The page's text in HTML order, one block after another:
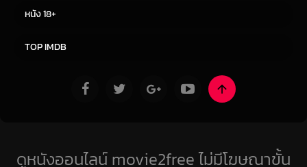
หนัง 18+
TOP IMDB
ดูหนังออนไลน์ movie2free ไม่มีโฆษณาขั้น